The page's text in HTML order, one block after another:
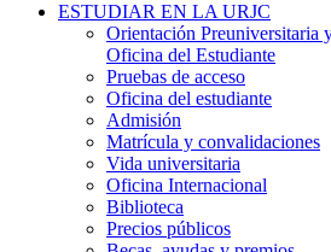
ESTUDIAR EN LA URJC
Orientación Preuniversitaria
Oficina del Estudiante
Pruebas de acceso
Oficina del estudiante
Admisión
Matrícula y convalidaciones
Vida universitaria
Oficina Internacional
Biblioteca
Precios públicos